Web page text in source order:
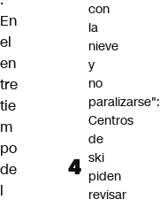
En
el
en
tre
tie
m
po
de
l
con
la
nieve
y
no
paralizarse":
Centros
de
ski
piden
revisar